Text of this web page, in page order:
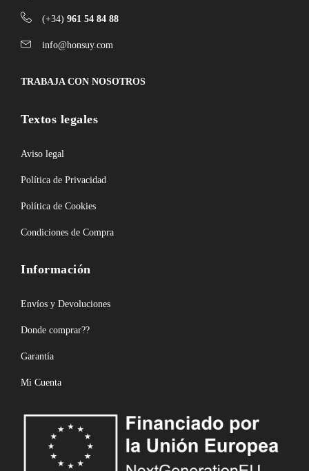
(+34) 961 54 84 88
info@honsuy.com
TRABAJA CON NOSOTROS
Textos legales
Aviso legal
Política de Privacidad
Política de Cookies
Condiciones de Compra
Información
Envíos y Devoluciones
Donde comprar??
Garantía
Mi Cuenta